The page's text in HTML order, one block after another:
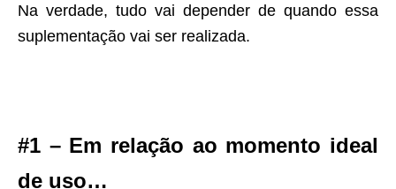
Na verdade, tudo vai depender de quando essa
suplementação vai ser realizada.
#1 – Em relação ao momento ideal
de uso…